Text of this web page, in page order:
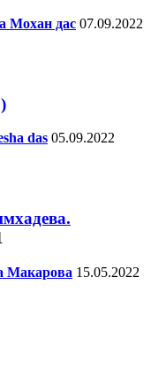
Мохан дас 07.09.2022
das 05.09.2022
Макарова 15.05.2022